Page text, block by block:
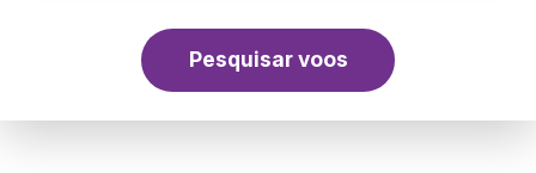
Pesquisar voos